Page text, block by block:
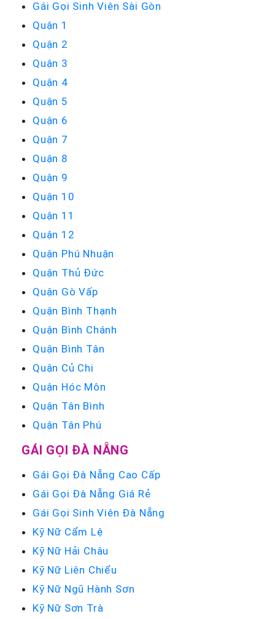
Gái Gọi Sinh Viên Sài Gòn
Quận 1
Quận 2
Quận 3
Quận 4
Quận 5
Quận 6
Quận 7
Quận 8
Quận 9
Quận 10
Quận 11
Quận 12
Quận Phú Nhuận
Quận Thủ Đức
Quận Gò Vấp
Quận Bình Thạnh
Quận Bình Chánh
Quận Bình Tân
Quận Củ Chi
Quận Hóc Môn
Quận Tân Bình
Quận Tân Phú
GÁI GỌI ĐÀ NẴNG
Gái Gọi Đà Nẵng Cao Cấp
Gái Gọi Đà Nẵng Giá Rẻ
Gái Gọi Sinh Viên Đà Nẵng
Kỹ Nữ Cẩm Lệ
Kỹ Nữ Hải Châu
Kỹ Nữ Liên Chiểu
Kỹ Nữ Ngũ Hành Sơn
Kỹ Nữ Sơn Trà